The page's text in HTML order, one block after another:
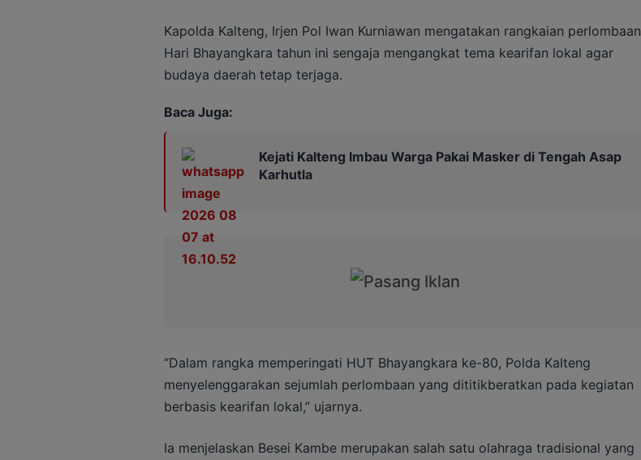
Kapolda Kalteng, Irjen Pol Iwan Kurniawan mengatakan rangkaian perlombaan
Hari Bhayangkara tahun ini sengaja mengangkat tema kearifan lokal agar
budaya daerah tetap terjaga.
Baca Juga:
Kejati Kalteng Imbau Warga Pakai Masker di Tengah Asap
Karhutla
“Dalam rangka memperingati HUT Bhayangkara ke-80, Polda Kalteng
menyelenggarakan sejumlah perlombaan yang dititikberatkan pada kegiatan
berbasis kearifan lokal,” ujarnya.
Ia menjelaskan Besei Kambe merupakan salah satu olahraga tradisional yang